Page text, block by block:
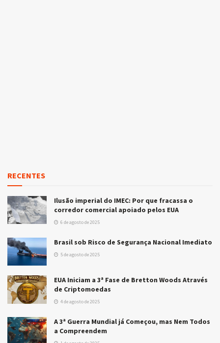
RECENTES
Ilusão imperial do IMEC: Por que fracassa o
corredor comercial apoiado pelos EUA
6 de agosto de 2025
Brasil sob Risco de Segurança Nacional Imediato
5 de agosto de 2025
EUA Iniciam a 3ª Fase de Bretton Woods Através
de Criptomoedas
4 de agosto de 2025
A 3ª Guerra Mundial já Começou, mas Nem Todos
a Compreendem